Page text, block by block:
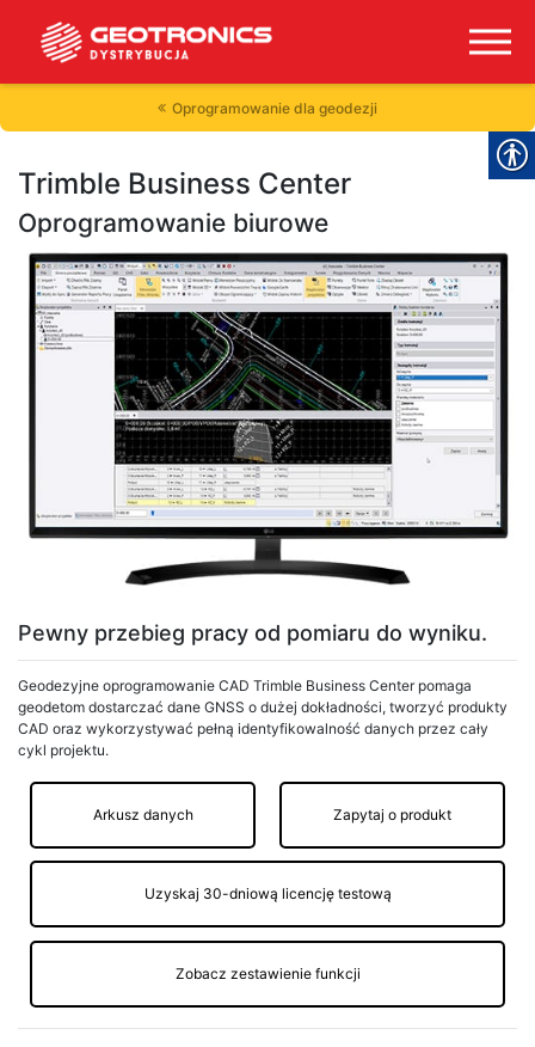
Oprogramowanie dla geodezji
Trimble Business Center
Oprogramowanie biurowe
Pewny przebieg pracy od pomiaru do wyniku.
Geodezyjne oprogramowanie CAD Trimble Business Center pomaga
geodetom dostarczać dane GNSS o dużej dokładności, tworzyć produkty
CAD oraz wykorzystywać pełną identyfikowalność danych przez cały
cykl projektu.
Arkusz danych Zapytaj o produkt
Uzyskaj 30-dniową licencję testową
Zobacz zestawienie funkcji